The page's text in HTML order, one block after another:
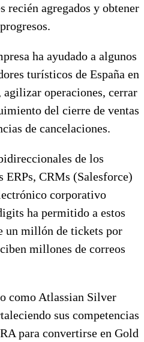
recién agregados y obtener
ha ayudado a algunos
turísticos de España en
operaciones, cerrar
del cierre de ventas
de cancelaciones.
de los
ERPs, CRMs (Salesforce)
corporativo
ha permitido a estos
un millón de tickets por
millones de correos
como Atlassian Silver
sus competencias
para convertirse en Gold